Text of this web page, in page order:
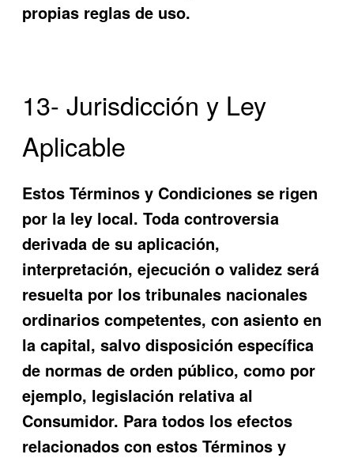
propias reglas de uso.
13- Jurisdicción y Ley
Aplicable
Estos Términos y Condiciones se rigen
por la ley local. Toda controversia
derivada de su aplicación,
interpretación, ejecución o validez será
resuelta por los tribunales nacionales
ordinarios competentes, con asiento en
la capital, salvo disposición específica
de normas de orden público, como por
ejemplo, legislación relativa al
Consumidor. Para todos los efectos
relacionados con estos Términos y